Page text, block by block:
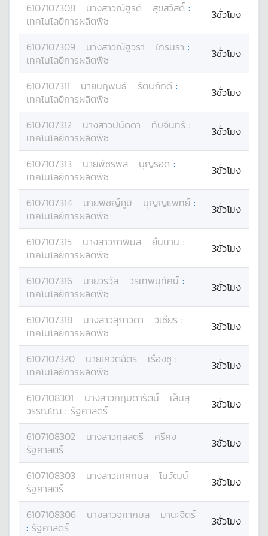
6107107308 นางสาวณัฐรดี สุขสวัสดิ์ :
เทคโนโลยีการผลิตพืช
3ชั่วโมง
6107107309 นางสาวณัฐวรา ไกรนรา :
เทคโนโลยีการผลิตพืช
3ชั่วโมง
6107107311 นายนฤพนธ์ รัตนภักดี :
เทคโนโลยีการผลิตพืช
3ชั่วโมง
6107107312 นางสาวปนัดดา ทับจันทร์ :
เทคโนโลยีการผลิตพืช
3ชั่วโมง
6107107313 นายพัชรพล บุญรอด :
เทคโนโลยีการผลิตพืช
3ชั่วโมง
6107107314 นายพิชญ์ภูมิ บุญญแพทย์ :
เทคโนโลยีการผลิตพืช
3ชั่วโมง
6107107315 นางสาวภาพิมล ยืนนาน :
เทคโนโลยีการผลิตพืช
3ชั่วโมง
6107107316 นายวรวัส วรเทพนุทัศน์ :
เทคโนโลยีการผลิตพืช
3ชั่วโมง
6107107318 นางสาวสุภาวิดา วิเชียร :
เทคโนโลยีการผลิตพืช
3ชั่วโมง
6107107320 นายเศวตฉัตร เรืองชู :
เทคโนโลยีการผลิตพืช
3ชั่วโมง
6107108301 นางสาวกฤษดารัตน์
เส็นสุ
วรรณโณ : รัฐศาสตร์ 3ชั่วโมง
6107108302 นางสาวกุลสตรี ศรีคง :
รัฐศาสตร์
3ชั่วโมง
6107108303 นางสาวเกศกมล โนวัฒน์ :
รัฐศาสตร์
3ชั่วโมง
6107108306 นางสาวจุฑากมล
มานะจิตร์
: รัฐศาสตร์ 3ชั่วโมง